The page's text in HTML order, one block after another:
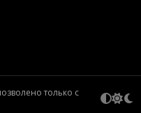
только с